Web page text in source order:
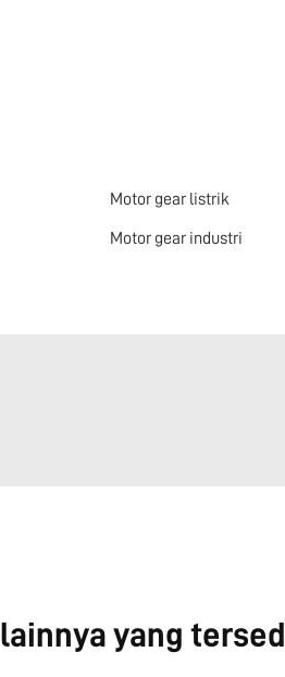
Motor gear listrik
Motor gear industri
yang